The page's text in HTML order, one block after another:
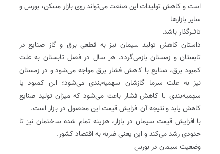
است و کاهش تولیدات این صنعت می‌تواند روی بازار مسکن، بورس و
سایر بازارها
تاثیرگذار باشد.
داستان کاهش تولید سیمان نیز به قطعی برق و گاز صنایع در
تابستان و زمستان بازمی‌گردد. هر سال در فصل تابستان به علت
کمبود برق، صنایع با کاهش فشار برق مواجه می‌شود و در زمستان
نیز به علت سرما گازشان سهمیه‌‌بندی می‌شود؛ این کمبود یا
سهمیه‌بندی یا کاهش فشار باعث می‌شود که میزان تولید صنایع
کاهش یابد و نتیجه آن افزایش قیمت این محصول در بازار است.
با افزایش قیمت سیمان در بازار، هزینه تمام شده ساختمان نیز تا
حدودی رشد می‌کند و این یعنی ضربه به اقتصاد کشور.
وضعیت سیمان در بورس